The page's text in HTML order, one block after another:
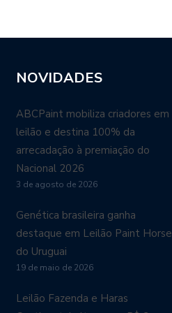
NOVIDADES
ABCPaint mobiliza criadores em
leilão e destina 100% da
arrecadação à premiação do
Nacional 2026
3 de agosto de 2026
Genética brasileira ganha
destaque em Leilão Paint Horse
do Uruguai
19 de maio de 2026
Leilão Fazenda e Haras